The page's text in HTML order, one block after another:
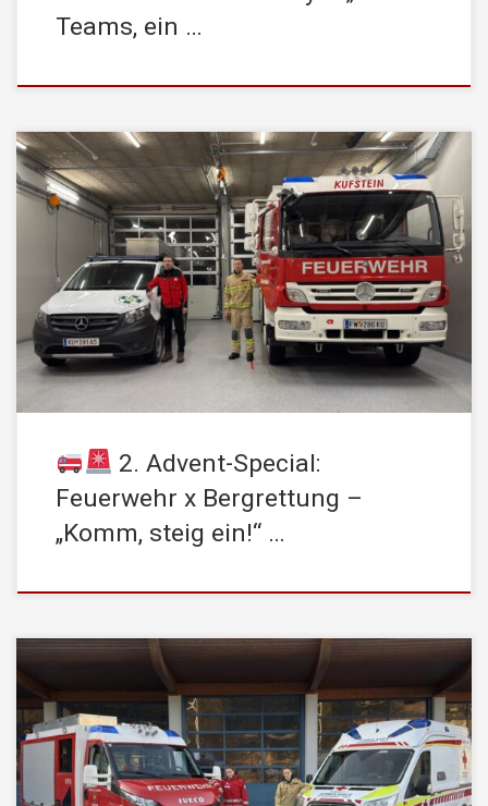
Teams, ein …
Zum 2. Advent möchten wir euch die Geschichte von Thomas
erzählen, einem echten Allrounder, der sowohl bei der
STADTFEUERWEHR Kufstein als auch bei der Bergrettung
Kufstein engagiert ist! Thomas ist ein leidenschaftlicher Helfer –
und das gleich doppelt: Er engagiert sich nicht nur bei der
STADTFEUERWEHR Kufstein, sondern auch bei […]
2. Advent-Special:
Feuerwehr x Bergrettung –
„Komm, steig ein!“ …
Heute möchten wir euch Lysann vorstellen: Sie ist Mitglied der
Jugendgruppe der STADTFEUERWEHR Kufstein und des Rotes
Kreuz Kufstein – ja, genau, zwei Ehrenämter! Lysann beweist,
dass man nicht nur für eine Sache brennen kann. Egal, ob sie im